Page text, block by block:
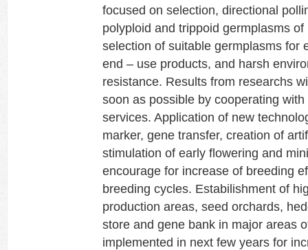
focused on selection, directional
polyploid and trippoid germplasms
selection of suitable germplasms for
end – use products, and harsh
resistance. Results from researchs
soon as possible by cooperating
services. Application of new
marker, gene transfer, creation of
stimulation of early flowering and
encourage for increase of breeding
breeding cycles. Estabilishment of
production areas, seed orchards,
store and gene bank in major areas
implemented in next few years for